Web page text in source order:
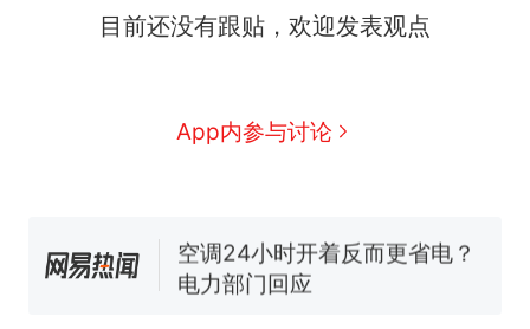
目前还没有跟贴，欢迎发表观点
App内参与讨论
全部作废，公平么？
国大使骑行绕了几乎整个国境
线一圈，还曾两次到中国寻根
搬家报价570元，搬到楼下交
5060元才肯搬上楼！女子傻眼
空调24小时开着反而更省电？
电力部门回应